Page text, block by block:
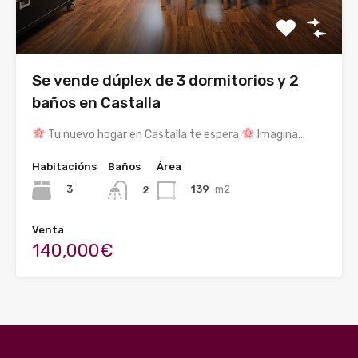
Se vende dúplex de 3 dormitorios y 2
baños en Castalla
Tu nuevo hogar en Castalla te espera Imagina…
Habitacións
3
Baños
2
Área
139 m2
Venta
140,000€